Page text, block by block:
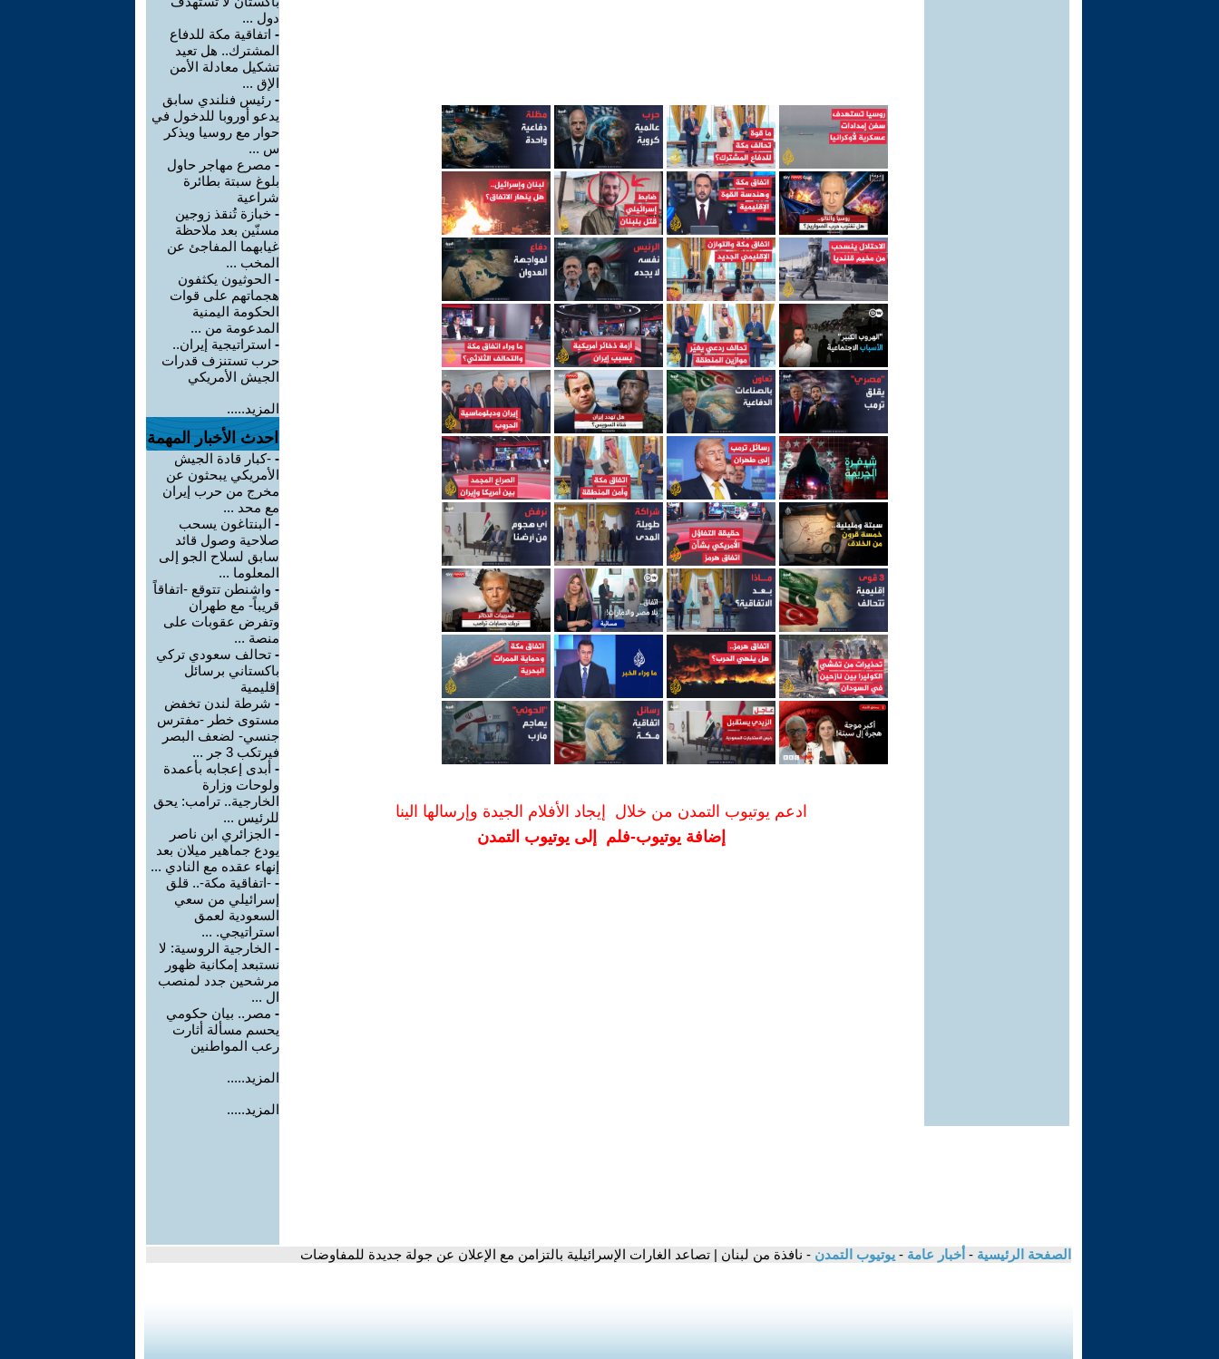
ادعم يوتيوب التمدن من خلال إيجاد الأفلام الجيدة وإرسالها الينا
إضافة يوتيوب-فلم إلى يوتيوب التمدن
دول ...
- اتفاقية مكة للدفاع
المشترك.. هل تعيد
تشكيل معادلة الأمن
الإق ...
- رئيس فنلندي سابق
يدعو أوروبا للدخول في
حوار مع روسيا ويذكر
س ...
- مصرع مهاجر حاول
بلوغ سبتة بطائرة
شراعية
- خبازة تُنقذ زوجين
مسنّين بعد ملاحظة
غيابهما المفاجئ عن
المخب ...
- الحوثيون يكثفون
هجماتهم على قوات
الحكومة اليمنية
المدعومة من ...
- استراتيجية إيران..
حرب تستنزف قدرات
الجيش الأمريكي
المزيد.....
احدث الأخبار المهمة
- -كبار قادة الجيش
الأمريكي يبحثون عن
مخرج من حرب إيران
مع محد ...
- البنتاغون يسحب
صلاحية وصول قائد
سابق لسلاح الجو إلى
المعلوما ...
- واشنطن تتوقع -اتفاقاً
قريباً- مع طهران
وتفرض عقوبات على
منصة ...
- تحالف سعودي تركي
باكستاني برسائل
إقليمية
- شرطة لندن تخفض
مستوى خطر -مفترس
جنسي- لضعف البصر
فيرتكب 3 جر ...
- أبدى إعجابه بأعمدة
ولوحات وزارة
الخارجية.. ترامب: يحق
للرئيس ...
- الجزائري ابن ناصر
يودع جماهير ميلان بعد
إنهاء عقده مع النادي ...
- -اتفاقية مكة-.. قلق
إسرائيلي من سعي
السعودية لعمق
استراتيجي. ...
- الخارجية الروسية: لا
نستبعد إمكانية ظهور
مرشحين جدد لمنصب
ال ...
- مصر.. بيان حكومي
يحسم مسألة أثارت
رعب المواطنين
المزيد.....
المزيد.....
الصفحة الرئيسية - أخبار عامة - يوتيوب التمدن - نافذة من لبنان | تصاعد الغارات الإسرائيلية بالتزامن مع الإعلان عن جولة جديدة للمفاوضات